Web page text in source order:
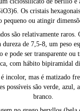
Os cristais
pequeno ou atingir
são relativamente
de 7,5-8, um peso
e pode ser transparente ou
com hábito bipiramidal
incolor, mas é matizado
possíveis são verde, azul,
branco.